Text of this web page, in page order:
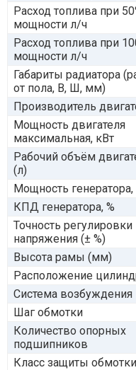
Расход топлива при
мощности л/ч
Расход топлива при
мощности л/ч
Габариты радиатора
от пола, В, Ш, мм)
Производитель
Мощность двигателя
максимальная, кВт
Рабочий объём
(л)
Мощность генератора,
КПД генератора, %
Точность регулировки
напряжения (± %)
Высота рамы (мм)
Расположение
Система возбуждения
Шаг обмотки
Количество опорных
подшипников
Класс защиты обмотки